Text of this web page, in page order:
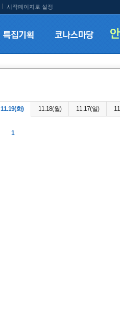
시작페이지로 설정
11.19(화) 11.18(월) 11.17(일)
1